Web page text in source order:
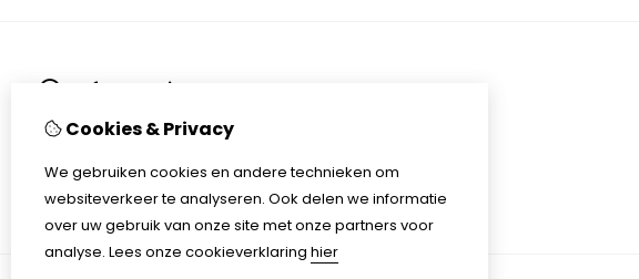
Informatie
Over ons
Contact
Verzending en levertijd
Bedenktijd / Herroepingsrecht
Algemene voorwaarden
Cookies & Privacy
We gebruiken cookies en andere technieken om
websiteverkeer te analyseren. Ook delen we informatie
over uw gebruik van onze site met onze partners voor
analyse. Lees onze cookieverklaring hier